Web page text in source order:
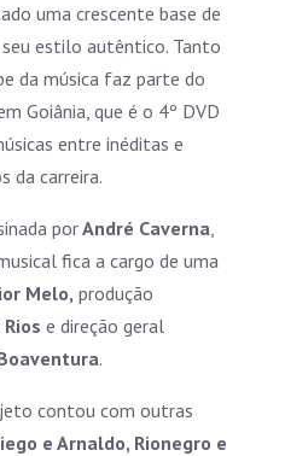
uma crescente base de
estilo autêntico. Tanto
da música faz parte do
Goiânia, que é o 4º DVD
entre inéditas e
da carreira.
porAndré Caverna,
fica a cargo de uma
Melo, produção
e direção geral
.
contou com outras
e Arnaldo, Rionegro e